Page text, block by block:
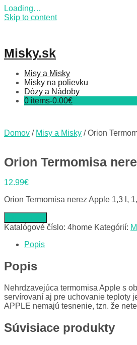
Loading…
Skip to content
Misky.sk
Misy a Misky
Misky na polievku
Dózy a Nádoby
0 items-0.00€
Domov / Misy a Misky / Orion
Orion Termomisa
12.99€
Orion Termomisa nerez Apple 1,3 l,
Katalógové číslo: 4home Kategórií:
Popis
Popis
Nehrdzavejúca termomisa Apple s
servírovaní aj pre uchovanie teploty
APPLE nemajú tesnenie, tzn. že
Súvisiace produkty